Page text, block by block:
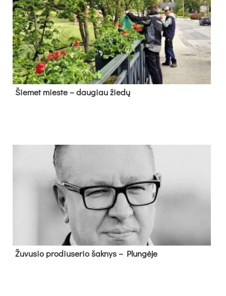
Šie­met mies­te – dau­giau žie­dų
Žu­vu­sio pro­diu­se­rio šak­nys – Plun­gė­je